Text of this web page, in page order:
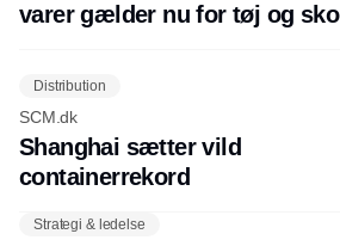
varer gælder nu for tøj og sko
Distribution
SCM.dk
Shanghai sætter vild
containerrekord
Strategi & ledelse